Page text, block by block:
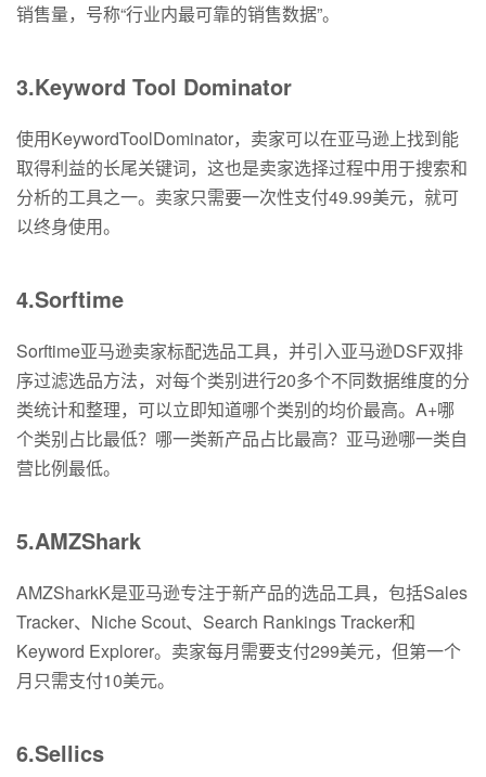
销售量，号称“行业内最可靠的销售数据”。
3.Keyword Tool Dominator
使用KeywordToolDominator，卖家可以在亚马逊上找到能
取得利益的长尾关键词，这也是卖家选择过程中用于搜索和
分析的工具之一。卖家只需要一次性支付49.99美元，就可
以终身使用。
4.Sorftime
Sorftime亚马逊卖家标配选品工具，并引入亚马逊DSF双排
序过滤选品方法，对每个类别进行20多个不同数据维度的分
类统计和整理，可以立即知道哪个类别的均价最高。A+哪
个类别占比最低？哪一类新产品占比最高？亚马逊哪一类自
营比例最低。
5.AMZShark
AMZSharkK是亚马逊专注于新产品的选品工具，包括Sales
Tracker、Niche Scout、Search Rankings Tracker和
Keyword Explorer。卖家每月需要支付299美元，但第一个
月只需支付10美元。
6.Sellics